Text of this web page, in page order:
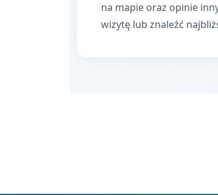
na mapie oraz opinie
wizytę lub znaleźć